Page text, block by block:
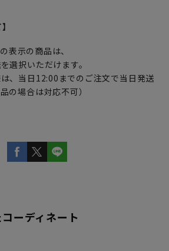
の表示の商品は、
選択いただけます。
、当日12:00までのご注文で当日発送
の場合は対応不可）
ーディネート